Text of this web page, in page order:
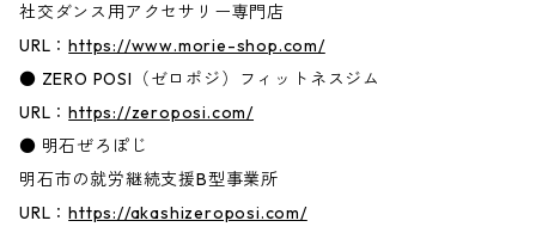
社交ダンス用アクセサリー専門店
URL：https://www.morie-shop.com/
● ZERO POSI（ゼロポジ）フィットネスジム
URL：https://zeroposi.com/
● 明石ぜろぽじ
明石市の就労継続支援B型事業所
URL：https://akashizeroposi.com/